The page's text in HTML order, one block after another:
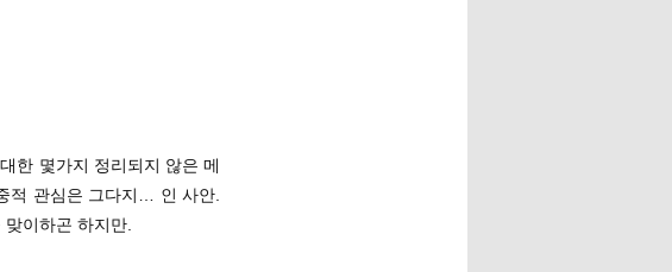
한 몇가지 정리되지 않은 메
적 관심은 그다지… 인 사안.
이하곤 하지만.